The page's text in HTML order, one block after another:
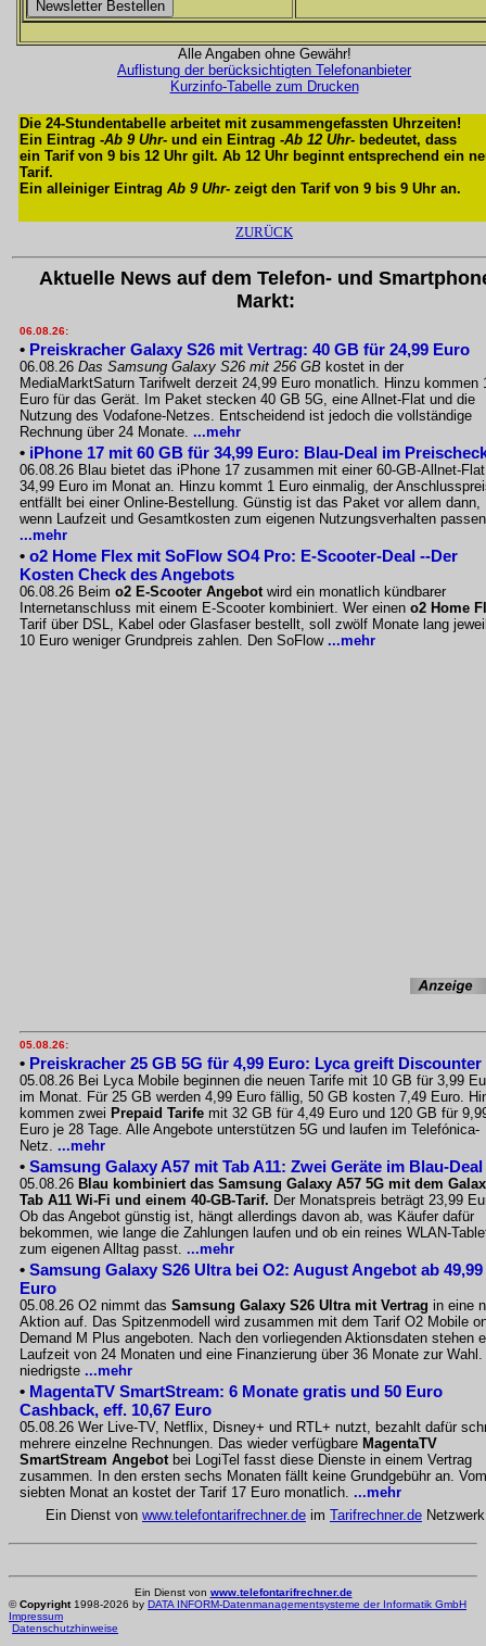
Alle Angaben ohne Gewähr!
Auflistung der berücksichtigten Telefonanbieter
Kurzinfo-Tabelle zum Drucken
Die 24-Stundentabelle arbeitet mit zusammengefassten Uhrzeiten!
Ein Eintrag -Ab 9 Uhr- und ein Eintrag -Ab 12 Uhr- bedeutet, dass
ein Tarif von 9 bis 12 Uhr gilt. Ab 12 Uhr beginnt entsprechend ein
Tarif.
Ein alleiniger Eintrag Ab 9 Uhr- zeigt den Tarif von 9 bis 9 Uhr an.
ZURÜCK
Aktuelle News auf dem Telefon- und
Markt:
06.08.26:
• Preiskracher Galaxy S26 mit Vertrag: 40 GB für 24,99 Euro
06.08.26 Das Samsung Galaxy S26 mit 256 GB kostet in der
MediaMarktSaturn Tarifwelt derzeit 24,99 Euro monatlich. Hinzu kommen
Euro für das Gerät. Im Paket stecken 40 GB 5G, eine Allnet-Flat und die
Nutzung des Vodafone-Netzes. Entscheidend ist jedoch die vollständige
Rechnung über 24 Monate. ...mehr
• iPhone 17 mit 60 GB für 34,99 Euro: Blau-Deal im
06.08.26 Blau bietet das iPhone 17 zusammen mit einer 60-GB-Allnet-
34,99 Euro im Monat an. Hinzu kommt 1 Euro einmalig, der
entfällt bei einer Online-Bestellung. Günstig ist das Paket vor allem dann,
wenn Laufzeit und Gesamtkosten zum eigenen Nutzungsverhalten
...mehr
• o2 Home Flex mit SoFlow SO4 Pro: E-Scooter-Deal --Der
Kosten Check des Angebots
06.08.26 Beim o2 E-Scooter Angebotwird ein monatlich kündbarer
Internetanschluss mit einem E-Scooter kombiniert. Wer einen o2 Home
Tarif über DSL, Kabel oder Glasfaser bestellt, soll zwölf Monate lang
10 Euro weniger Grundpreis zahlen. Den SoFlow ...mehr
05.08.26:
• Preiskracher 25 GB 5G für 4,99 Euro: Lyca greift Discounter
05.08.26 Bei Lyca Mobile beginnen die neuen Tarife mit 10 GB für 3,99
im Monat. Für 25 GB werden 4,99 Euro fällig, 50 GB kosten 7,49 Euro.
kommen zwei Prepaid Tarife mit 32 GB für 4,49 Euro und 120 GB für
Euro je 28 Tage. Alle Angebote unterstützen 5G und laufen im Telefónica-
Netz. ...mehr
• Samsung Galaxy A57 mit Tab A11: Zwei Geräte im Blau-Deal
05.08.26 Blau kombiniert das Samsung Galaxy A57 5G mit dem
Tab A11 Wi-Fi und einem 40-GB-Tarif. Der Monatspreis beträgt 23,99
Ob das Angebot günstig ist, hängt allerdings davon ab, was Käufer dafür
bekommen, wie lange die Zahlungen laufen und ob ein reines WLAN-
zum eigenen Alltag passt. ...mehr
• Samsung Galaxy S26 Ultra bei O2: August Angebot ab 49,99
Euro
05.08.26 O2 nimmt das Samsung Galaxy S26 Ultra mit Vertrag in eine
Aktion auf. Das Spitzenmodell wird zusammen mit dem Tarif O2 Mobile
Demand M Plus angeboten. Nach den vorliegenden Aktionsdaten stehen
Laufzeit von 24 Monaten und eine Finanzierung über 36 Monate zur Wahl.
niedrigste ...mehr
• MagentaTV SmartStream: 6 Monate gratis und 50 Euro
Cashback, eff. 10,67 Euro
05.08.26 Wer Live-TV, Netflix, Disney+ und RTL+ nutzt, bezahlt dafür
mehrere einzelne Rechnungen. Das wieder verfügbare MagentaTV
SmartStream Angebotbei LogiTel fasst diese Dienste in einem Vertrag
zusammen. In den ersten sechs Monaten fällt keine Grundgebühr an. Vom
siebten Monat an kostet der Tarif 17 Euro monatlich. ...mehr
Ein Dienst von www.telefontarifrechner.de im Tarifrechner.de Netzwerk
Ein Dienst von www.telefontarifrechner.de
©Copyright1998-2026 by DATA INFORM-Datenmanagementsysteme der Informatik GmbH
Impressum
Datenschutzhinweise